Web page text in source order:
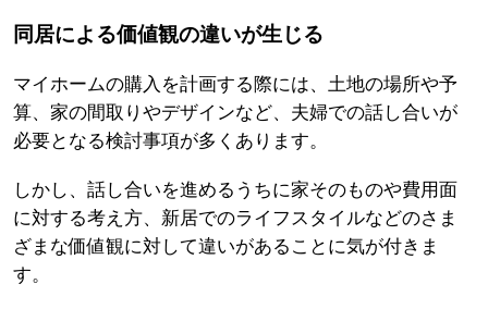
同居による価値観の違いが生じる
マイホームの購入を計画する際には、土地の場所や予
算、家の間取りやデザインなど、夫婦での話し合いが
必要となる検討事項が多くあります。
しかし、話し合いを進めるうちに家そのものや費用面
に対する考え方、新居でのライフスタイルなどのさま
ざまな価値観に対して違いがあることに気が付きま
す。